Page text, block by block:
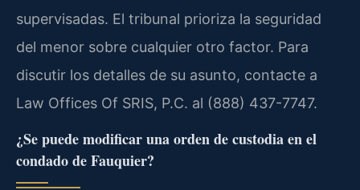
supervisadas. El tribunal prioriza la seguridad
del menor sobre cualquier otro factor. Para
discutir los detalles de su asunto, contacte a
Law Offices Of SRIS, P.C. al (888) 437-7747.
¿Se puede modificar una orden de custodia en el
condado de Fauquier?